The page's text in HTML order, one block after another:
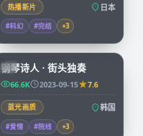
热播新片 日本
#科幻 #完结 +3
KR
钢琴诗人 · 街头独奏
66.6K 2023-09-15 7.6
蓝光画质 韩国
#爱情 #院线 +3